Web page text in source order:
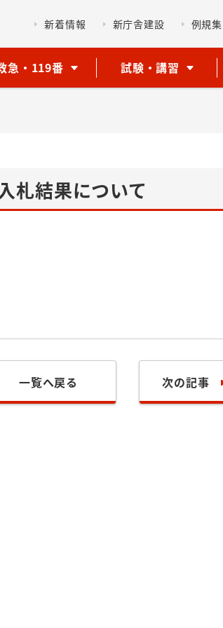
新着情報 新庁舎建設 例規集
急・119番 試験・講習
札結果について
一覧へ戻る 次の記事